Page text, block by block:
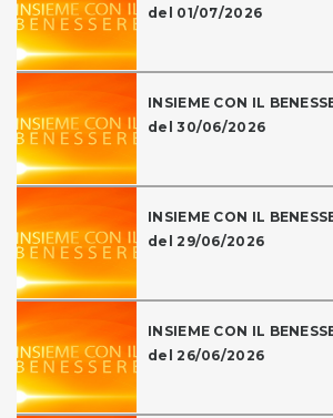
del 01/07/2026
INSIEME CON IL
del 30/06/2026
INSIEME CON IL
del 29/06/2026
INSIEME CON IL
del 26/06/2026